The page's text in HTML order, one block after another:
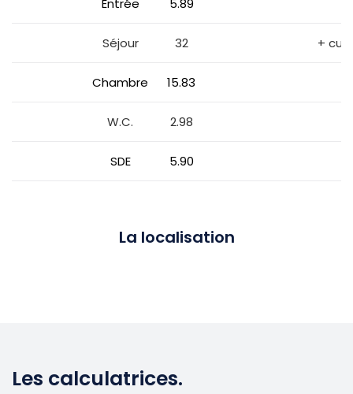
Entrée 5.89
Séjour 32 +
Chambre 15.83
W.C. 2.98
SDE 5.90
La localisation
Les calculatrices.